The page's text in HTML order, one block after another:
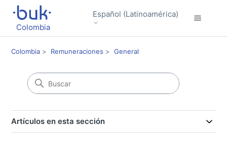
Colombia
Español (Latinoamérica)
Colombia Remuneraciones General
Artículos en esta sección